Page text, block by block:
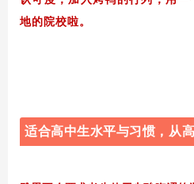
地的院校啦。
适合高中生水平与习惯，从